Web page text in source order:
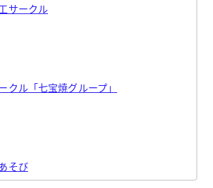
サークル
ル「七宝焼グループ」
そび